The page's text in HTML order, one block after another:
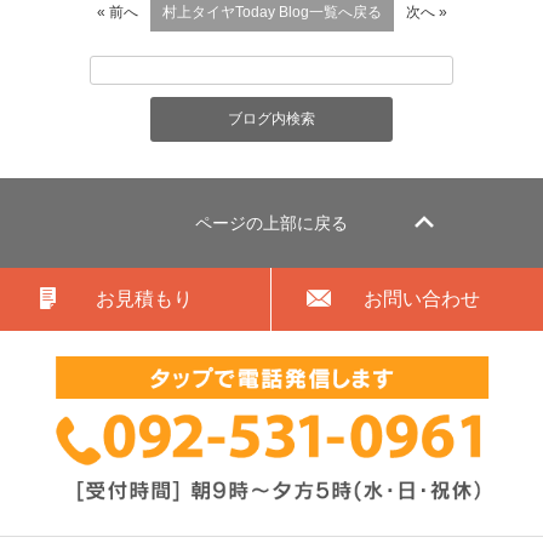
« 前へ 村上タイヤToday Blog一覧へ戻る 次へ »
ページの上部に戻る
お見積もり お問い合わせ